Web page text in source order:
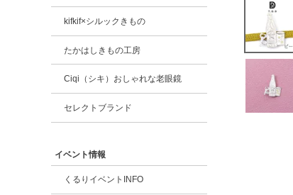
kifkif×シルックきもの
たかはしきもの工房
Ciqi（シキ）おしゃれな老眼鏡
セレクトブランド
イベント情報
くるりイベントINFO